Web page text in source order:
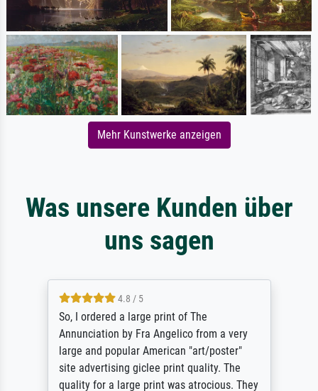
Mehr Kunstwerke anzeigen
Was unsere Kunden über
uns sagen
4.8 / 5
So, I ordered a large print of The
Annunciation by Fra Angelico from a very
large and popular American "art/poster"
site advertising giclee print quality. The
quality for a large print was atrocious. They